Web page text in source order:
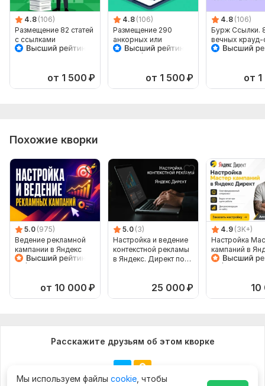
4.8 (106)
Размещение 82 статей
с ссылками
от 1 500 ₽
4.8 (106)
Размещение 290
анкорных или
безанкорных ссылок
от 1 500 ₽
4.8 (106)
Бурж Ссылки.
вечных крауд-
Англоязычные
от
Похожие кворки
5.0 (975)
Ведение рекламной
кампании в Яндекс
Директ
от 10 000 ₽
5.0 (3)
Настройка и ведение
контекстной рекламы
в Яндекс. Директ под
25 000 ₽
4.9 (3K+)
Настройка
кампаний в
Директ
Расскажите друзьям об этом кворке
Мы используем файлы cookie , чтобы